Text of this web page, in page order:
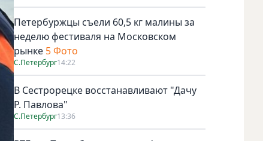
Петербуржцы съели 60,5 кг малины за
неделю фестиваля на Московском
рынке 5 Фото
С.Петербург14:22
В Сестрорецке восстанавливают "Дачу
Р. Павлова"
С.Петербург13:36